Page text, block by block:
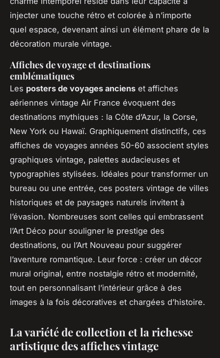
injecter une touche rétro et colorée à n’importe
quel espace, devenant ainsi un élément phare de la
décoration murale vintage.
Affiches de voyage et destinations
emblématiques
Les posters de voyages anciens et affiches
aériennes vintage Air France évoquent des
destinations mythiques : la Côte d’Azur, la Corse,
New York ou Hawaï. Graphiquement distinctifs, ces
affiches de voyages années 50-60 associent styles
graphiques vintage, palettes audacieuses et
typographies stylisées. Idéales pour transformer un
bureau ou une entrée, ces posters vintage de villes
historiques et de paysages naturels invitent à
l’évasion. Nombreuses sont celles qui embrassent
l’Art Déco pour souligner le prestige des
destinations, ou l’Art Nouveau pour suggérer
l’aventure romantique. Leur force : créer un décor
mural original, entre nostalgie rétro et modernité,
tout en personnalisant l’intérieur grâce à des
images à la fois décoratives et chargées d’histoire.
La variété de collection et la richesse
artistique des affiches vintage